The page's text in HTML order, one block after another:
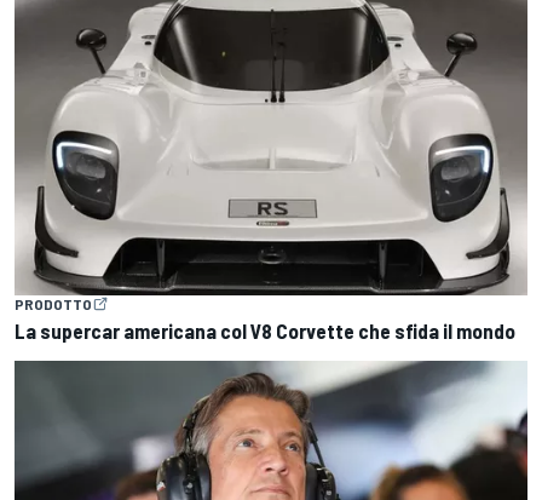
PRODOTTO
La supercar americana col V8 Corvette che sfida il mondo